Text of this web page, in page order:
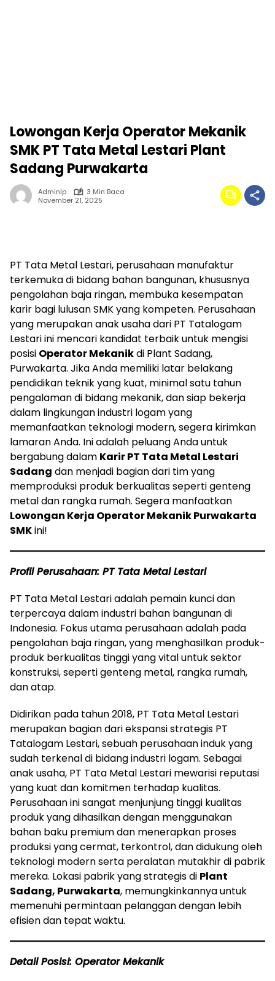
Lowongan Kerja Operator Mekanik
SMK PT Tata Metal Lestari Plant
Sadang Purwakarta
Adminlp
3 Min Baca
November 21, 2025
PT Tata Metal Lestari, perusahaan manufaktur
terkemuka di bidang bahan bangunan, khususnya
pengolahan baja ringan, membuka kesempatan
karir bagi lulusan SMK yang kompeten. Perusahaan
yang merupakan anak usaha dari PT Tatalogam
Lestari ini mencari kandidat terbaik untuk mengisi
posisi Operator Mekanikdi Plant Sadang,
Purwakarta. Jika Anda memiliki latar belakang
pendidikan teknik yang kuat, minimal satu tahun
pengalaman di bidang mekanik, dan siap bekerja
dalam lingkungan industri logam yang
memanfaatkan teknologi modern, segera kirimkan
lamaran Anda. Ini adalah peluang Anda untuk
bergabung dalam Karir PT Tata Metal Lestari
Sadang dan menjadi bagian dari tim yang
memproduksi produk berkualitas seperti genteng
metal dan rangka rumah. Segera manfaatkan
Lowongan Kerja Operator Mekanik Purwakarta
SMKini!
Profil Perusahaan: PT Tata Metal Lestari
PT Tata Metal Lestari adalah pemain kunci dan
terpercaya dalam industri bahan bangunan di
Indonesia. Fokus utama perusahaan adalah pada
pengolahan baja ringan, yang menghasilkan produk-
produk berkualitas tinggi yang vital untuk sektor
konstruksi, seperti genteng metal, rangka rumah,
dan atap.
Didirikan pada tahun 2018, PT Tata Metal Lestari
merupakan bagian dari ekspansi strategis PT
Tatalogam Lestari, sebuah perusahaan induk yang
sudah terkenal di bidang industri logam. Sebagai
anak usaha, PT Tata Metal Lestari mewarisi reputasi
yang kuat dan komitmen terhadap kualitas.
Perusahaan ini sangat menjunjung tinggi kualitas
produk yang dihasilkan dengan menggunakan
bahan baku premium dan menerapkan proses
produksi yang cermat, terkontrol, dan didukung oleh
teknologi modern serta peralatan mutakhir di pabrik
mereka. Lokasi pabrik yang strategis di Plant
Sadang, Purwakarta, memungkinkannya untuk
memenuhi permintaan pelanggan dengan lebih
efisien dan tepat waktu.
Detail Posisi: Operator Mekanik